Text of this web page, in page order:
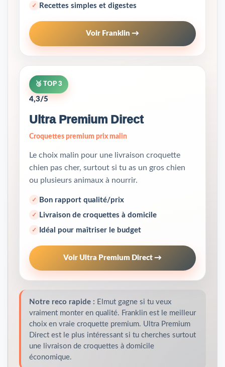
Recettes simples et digestes
Voir Franklin →
🥉 TOP 3
4,3/5
Ultra Premium Direct
Croquettes premium prix malin
Le choix malin pour une livraison croquette
chien pas cher, surtout si tu as un gros chien
ou plusieurs animaux à nourrir.
Bon rapport qualité/prix
Livraison de croquettes à domicile
Idéal pour maîtriser le budget
Voir Ultra Premium Direct →
Notre reco rapide : Elmut gagne si tu veux
vraiment monter en qualité. Franklin est le meilleur
choix en vraie croquette premium. Ultra Premium
Direct est le plus intéressant si tu cherches surtout
une livraison de croquettes à domicile
économique.